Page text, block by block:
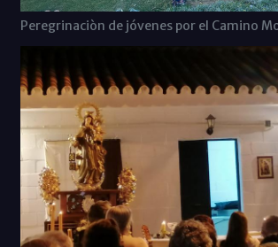
Peregrinaciòn de jóvenes por el Camino